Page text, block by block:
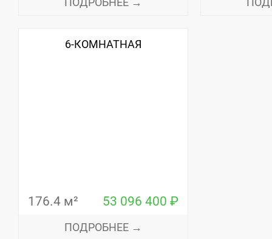
6-КОМНАТНАЯ
176.4 м² 53 096 400 ₽
ПОДРОБНЕЕ →